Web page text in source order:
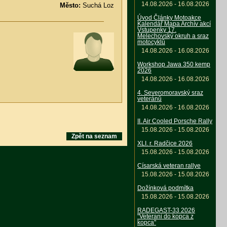
Město: Suchá Loz
Zpět na seznam
14.08.2026 - 16.08.2026
Úvod Články Motoakce
Kalendář Mapa Archív akcí
Vstupenky 17.
Melechovský okruh a sraz
motocyklů
14.08.2026 - 16.08.2026
Workshop Jawa 350 kemp
2026
14.08.2026 - 16.08.2026
4. Severomoravský sraz
veteránů
14.08.2026 - 16.08.2026
II. Air Cooled Porsche Rally
15.08.2026 - 15.08.2026
XLI. r. Radčice 2026
15.08.2026 - 15.08.2026
Císarská veteran rallye
15.08.2026 - 15.08.2026
Dožínková podmítka
15.08.2026 - 15.08.2026
RADEGAST-33 2026
"Veterani do kopca z
kopca"